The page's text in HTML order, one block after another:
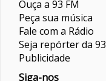
Ouça a 93 FM
Peça sua música
Fale com a Rádio
Seja repórter da 93
Publicidade
Siga-nos